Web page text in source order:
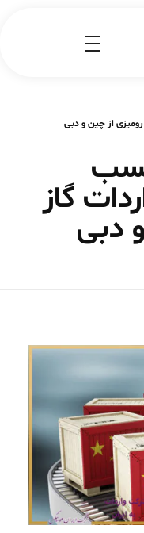
رومیزی از چین و دبی
گاز
دبی